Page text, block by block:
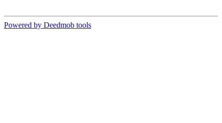
Powered by Deedmob tools